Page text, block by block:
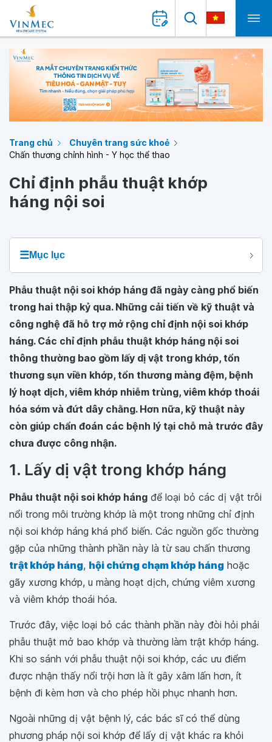
Trang chủ
Chuyên trang sức khoẻ
Chấn thương chỉnh hình - Y học thể thao
Chỉ định phẫu thuật khớp
háng nội soi
☰Mục lục
Phẫu thuật nội soi khớp háng đã ngày càng phổ biến
trong hai thập kỷ qua. Những cải tiến về kỹ thuật và
công nghệ đã hỗ trợ mở rộng chỉ định nội soi khớp
háng. Các chỉ định phẫu thuật khớp háng nội soi
thông thường bao gồm lấy dị vật trong khớp, tổn
thương sụn viền khớp, tổn thương màng đệm, bệnh
lý hoạt dịch, viêm khớp nhiễm trùng, viêm khớp thoái
hóa sớm và đứt dây chằng. Hơn nữa, kỹ thuật này
còn giúp chẩn đoán các bệnh lý tại chỗ mà trước đây
chưa được công nhận.
1. Lấy dị vật trong khớp háng
Phẫu thuật nội soi khớp háng để loại bỏ các dị vật trôi
nổi trong môi trường khớp là một trong những chỉ định
nội soi khớp háng khá phổ biến. Các nguồn gốc thường
gặp của những thành phần này là từ sau chấn thương
trật khớp háng, hội chứng chạm khớp háng hoặc
gãy xương khớp, u màng hoạt dịch, chứng viêm xương
và viêm khớp thoái hóa.
Trước đây, việc loại bỏ các thành phần này đòi hỏi phải
phẫu thuật mở bao khớp và thường làm trật khớp háng.
Khi so sánh với phẫu thuật nội soi khớp, các ưu điểm
được nhận thấy nổi trội hơn là ít gây xâm lấn hơn, ít
bệnh đi kèm hơn và cho phép hồi phục nhanh hơn.
Ngoài những dị vật bệnh lý, các bác sĩ có thể dùng
phương pháp nội soi khớp để lấy dị vật khác ra khỏi